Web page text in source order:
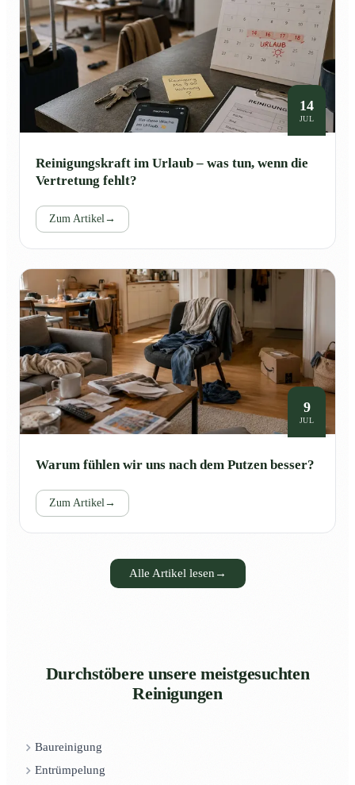
14
JUL
Reinigungskraft im Urlaub – was tun, wenn die
Vertretung fehlt?
Zum Artikel→
9
JUL
Warum fühlen wir uns nach dem Putzen besser?
Zum Artikel→
Alle Artikel lesen →
Durchstöbere unsere meistgesuchten
Reinigungen
Baureinigung
Entrümpelung